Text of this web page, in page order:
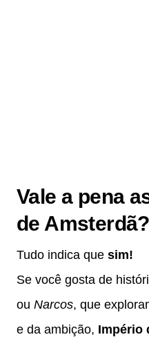
Vale a pena
de Amsterdã?
Tudo indica que sim!
Se você gosta de
ou Narcos, que
e da ambição, Império